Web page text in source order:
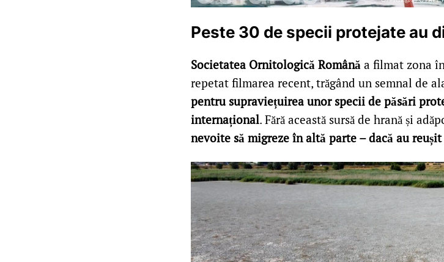
Peste 30 de specii protejate au
Societatea Ornitologică Română a filmat zona
repetat filmarea recent, trăgând un semnal de
pentru supraviețuirea unor specii de păsări
internațional. Fără această sursă de hrană și
nevoite să migreze în altă parte – dacă au